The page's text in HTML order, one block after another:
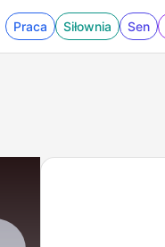
Praca Siłownia Sen